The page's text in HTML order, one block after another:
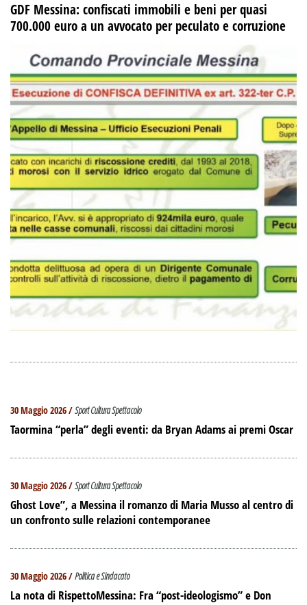
GDF Messina: confiscati immobili e beni per quasi
700.000 euro a un avvocato per peculato e corruzione
30 Maggio 2026 /Sport Cultura Spettacolo
Taormina “perla” degli eventi: da Bryan Adams ai premi Oscar
30 Maggio 2026 /Sport Cultura Spettacolo
Ghost Love”, a Messina il romanzo di Maria Musso al centro di
un confronto sulle relazioni contemporanee
30 Maggio 2026 /Politica e Sindacato
La nota di RispettoMessina: Fra “post-ideologismo” e Don